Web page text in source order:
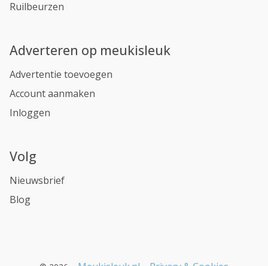
Ruilbeurzen
Adverteren op meukisleuk
Advertentie toevoegen
Account aanmaken
Inloggen
Volg
Nieuwsbrief
Blog